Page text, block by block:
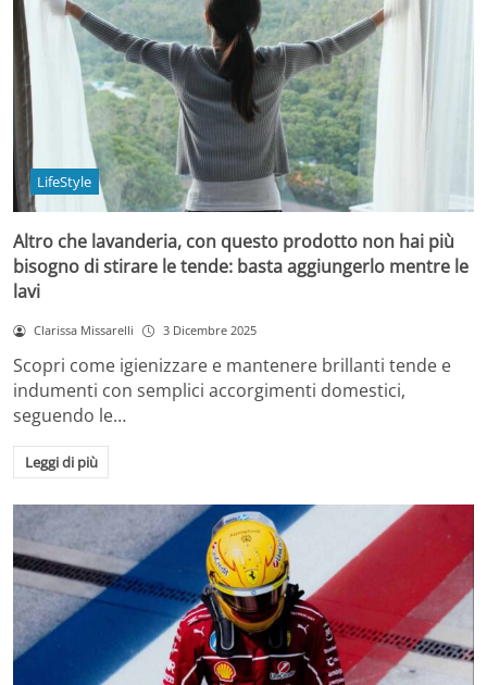
LifeStyle
Altro che lavanderia, con questo prodotto non hai più
bisogno di stirare le tende: basta aggiungerlo mentre le
lavi
Clarissa Missarelli 3 Dicembre 2025
Scopri come igienizzare e mantenere brillanti tende e
indumenti con semplici accorgimenti domestici,
seguendo le…
Leggi di più